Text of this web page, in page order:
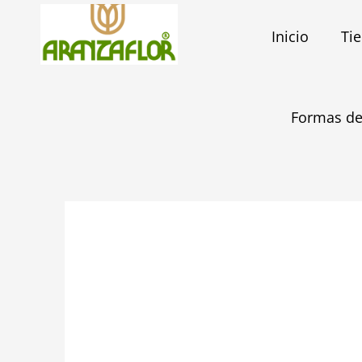
contenido
Inicio
Formas